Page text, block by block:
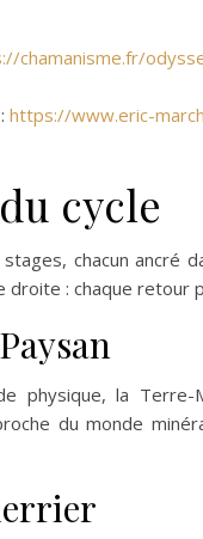
chamanisme.fr/
https://www.eric-
cycle
chacun ancré
droite : chaque retour
physique, la Terre-
du monde